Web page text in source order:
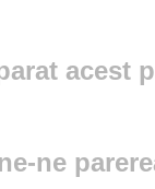
acest
ne